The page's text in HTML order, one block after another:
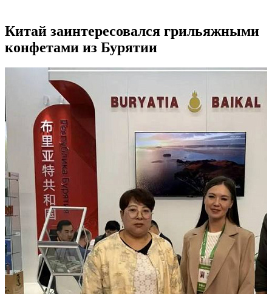
Китай заинтересовался грильяжными
конфетами из Бурятии